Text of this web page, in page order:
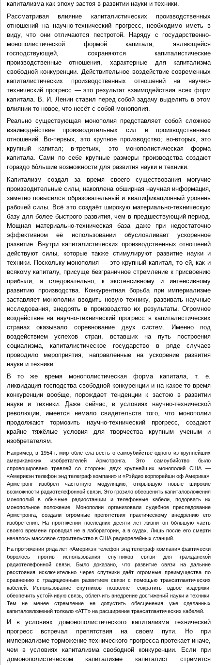
капитализма как эпоху застоя в развитии науки и техники.
Рассматривая влияние капиталистических производственных
отношений на научно-технический прогресс, необходимо иметь в
виду, что они отличаются пестротой. Наряду с государственно-
монополистической формой капитала, являющейся
господствующей, сохраняются капиталистические
производственные отношения, характерные для капитализма
свободной конкуренции. Действительное воздействие современных
капиталистических производственных отношений на научно-
технический прогресс — это результат взаимодействия всех форм
капитала. В. И. Ленин ставил перед собой задачу выделить в этом
влиянии то новое, что несёт с собой монополия.
Реально существующая монополия представляет собой сложное
взаимодействие производительных сил и производственных
отношений. Во-первых, это крупное производство; во-вторых, это
крупный капитал; в-третьих, это монополистическая форма
капитала. Сами по себе крупные размеры производства создают
гораздо бо́льшие возможности для развития науки и техники.
Капитализм создал за время своего существования могучие
производительные силы, накоплена обширная научная информация,
заметно повысился образовательный и квалификационный уровень
рабочей силы. Всё это создаёт широкую материально-техническую
базу для более быстрого развития, чем в предшествующий период.
Мощная материально-техническая база даже при недостаточно
эффективном её использовании обусловливает ускоренное
развитие. Внутри капиталистических производственных отношений
действуют силы, которые также стимулируют развитие науки и
техники. Поскольку монополия — это крупный капитал, то ей, как и
всякому капиталу, присуще безграничное стремление к присвоению
прибыли, а следовательно, к экстенсивному и интенсивному
развитию производства. Конкурентная борьба при империализме
заставляет монополии вводить новую технику, развивать научные
исследования, внедрять в производство их результаты. Огромное
воздействие на научно-технический прогресс в капиталистических
странах оказывало соревнование двух систем. Именно под
воздействием успехов стран, вставших на путь построения
социализма, капиталистическое государство в ряде случаев
проводило мероприятия, направленные на ускорение развития
науки и техники.
В то же время монополистическая форма капитала, т. е.
ликвидация господства свободной конкуренции и на какое-то время
конкуренции вообще, порождает тенденции к застою в развитии
науки и техники. Даже сейчас, в условиях научно-технической
революции, имеется немало свидетельств того, что монополии
продолжают тормозить научно-технический прогресс, создают
крайне тяжёлые условия для творчества крупным ученым и
изобретателям.
Например, в 1954 г. мир облетела весть о самоубийстве одного из крупнейших
американских изобретателей Армстронга. Это самоубийство было
спровоцировано травлей со стороны двух крупнейших монополий США —
«Америкэн телефон энд телеграф компани» и «Рэйдио корпорейшн оф Америка».
Армстронг изобрел частотную модуляцию, открывшую новые широкие
возможности радиотелефонной связи. Это грозило обесценить капиталовложения
монополий в обычные радиостанции и телефонные кабели, подорвать их
монопольное положение. Монополии организовали судебное преследование
Армстронга, создали огромные препятствия практическому внедрению его
изобретения. На протяжении последних десяти лет жизни он бо́льшую часть
своего времени проводил не в лаборатории, а в судах. Лишь после его смерти
началось массовое строительство в США радиорелейных станций.
На протяжении ряда лет «Америкэн телефон энд телеграф компани» фактически
боролось против использования спутников связи для гражданской
радиотелефонной связи. Было доказано, что развитие связи на дальние
расстояния исключительно через спутники даёт огромные преимущества по
сравнению с традиционным развитием связи с помощью трансатлантических
кабелей. Использование спутников позволяет сократить вдвое издержки,
обеспечить устойчивую связь, облегчить внедрение достижений науки и техники.
Тем не менее стремление не допустить обесценения уже сделанных
капиталовложений толкало «АТТ» на расширение трансатлантических кабелей.
И в условиях домонополистического капитализма технический
прогресс встречал препятствия на своем пути. Но при
империализме торможение технического прогресса протекает иначе,
чем в условиях капитализма свободной конкуренции. Если при
домонополистическом капитализме капиталист стремится